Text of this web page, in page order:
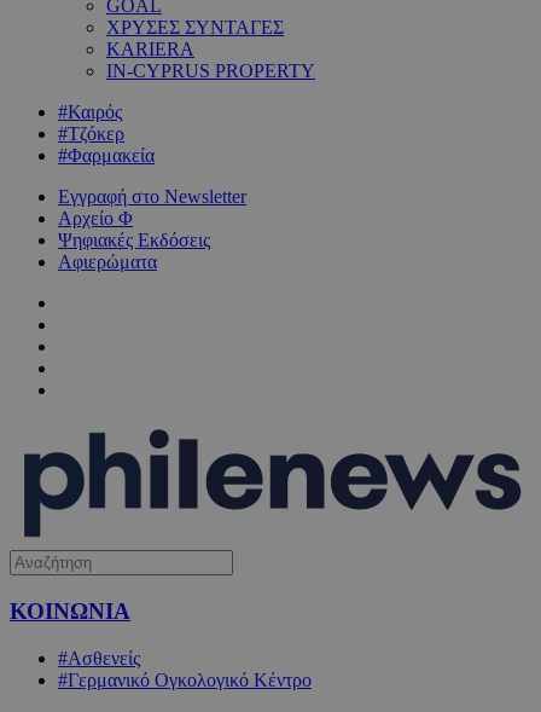
GOAL
ΧΡΥΣΕΣ ΣΥΝΤΑΓΕΣ
KARIERA
IN-CYPRUS PROPERTY
#Καιρός
#Τζόκερ
#Φαρμακεία
Εγγραφή στο Newsletter
Αρχείο Φ
Ψηφιακές Εκδόσεις
Αφιερώματα
ΚΟΙΝΩΝΙΑ
#Ασθενείς
#Γερμανικό Ογκολογικό Κέντρο